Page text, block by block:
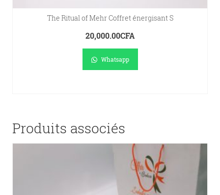
The Ritual of Mehr Coffret énergisant S
20,000.00CFA
Whatsapp
Produits associés